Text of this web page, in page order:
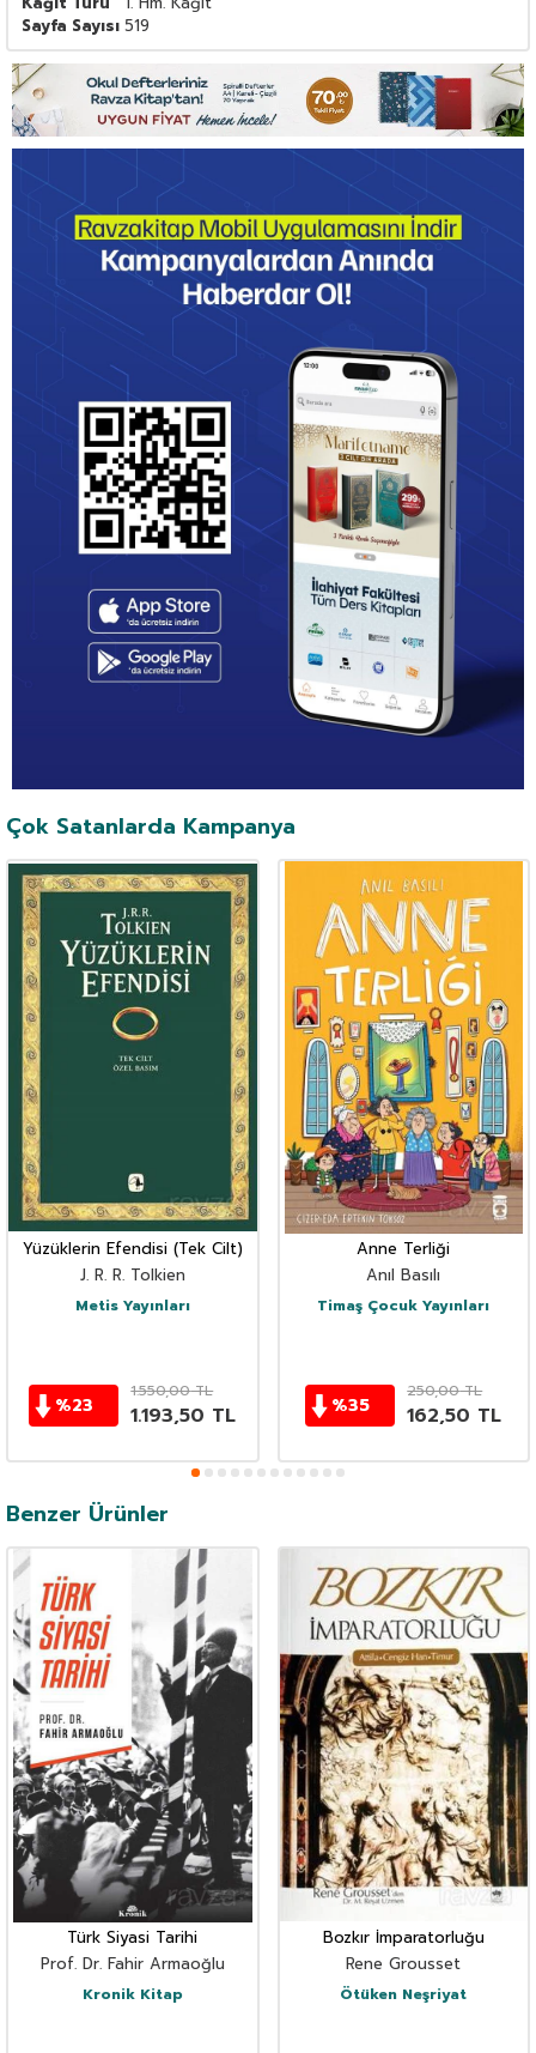
Sayfa Sayısı 519
Çok Satanlarda Kampanya
Yüzüklerin Efendisi (Tek Cilt)
J. R. R. Tolkien
Metis Yayınları
%23
1.550,00TL
1.193,50 TL
Anne Terliği
Anıl Basılı
Timaş Çocuk Yayınları
%35
250,00TL
162,50 TL
Benzer Ürünler
Türk Siyasi Tarihi
Prof. Dr. Fahir Armaoğlu
Kronik Kitap
Bozkır İmparatorluğu
Rene Grousset
Ötüken Neşriyat